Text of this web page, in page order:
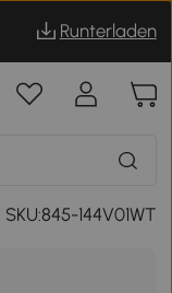
Runterladen
SKU:845-144V01WT